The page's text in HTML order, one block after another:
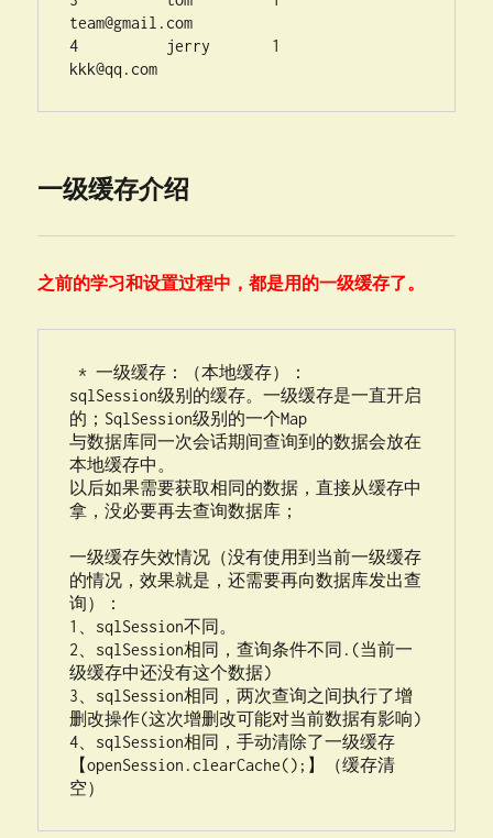
team@gmail.com
kkk@qq.com
一级缓存介绍
之前的学习和设置过程中，都是用的一级缓存了。
* 一级缓存：（本地缓存）：
sqlSession级别的缓存。一级缓存是一直开启
的；SqlSession级别的一个Map
与数据库同一次会话期间查询到的数据会放在
本地缓存中。
以后如果需要获取相同的数据，直接从缓存中
拿，没必要再去查询数据库；
一级缓存失效情况（没有使用到当前一级缓存
的情况，效果就是，还需要再向数据库发出查
询）：
1、sqlSession不同。
2、sqlSession相同，查询条件不同.(当前一
级缓存中还没有这个数据)
3、sqlSession相同，两次查询之间执行了增
删改操作(这次增删改可能对当前数据有影响)
4、sqlSession相同，手动清除了一级缓存
【openSession.clearCache();】（缓存清
空）